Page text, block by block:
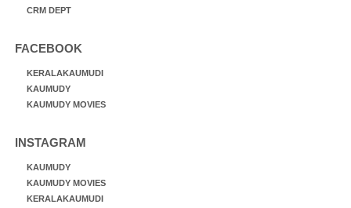
CRM DEPT
FACEBOOK
KERALAKAUMUDI
KAUMUDY
KAUMUDY MOVIES
INSTAGRAM
KAUMUDY
KAUMUDY MOVIES
KERALAKAUMUDI